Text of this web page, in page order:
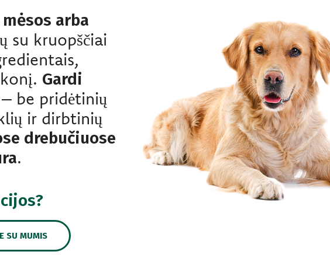
arba
su kruopščiai
Gardi
be pridėtinių
ir dirbtinių
drebučiuose
.
SU MUMIS